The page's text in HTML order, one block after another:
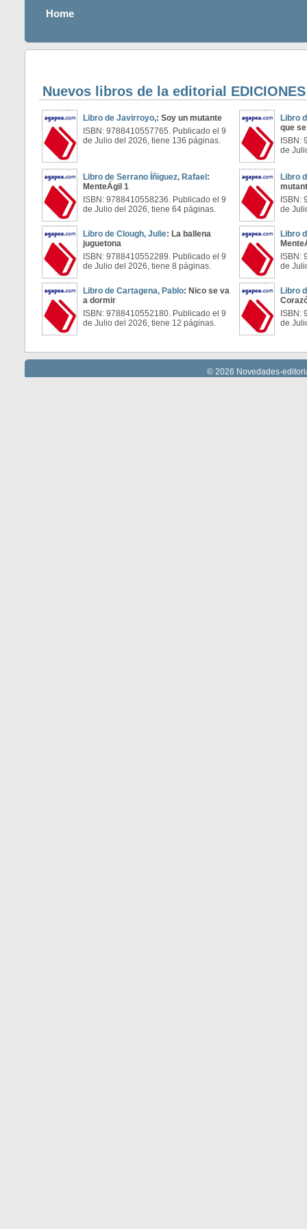
Home
Nuevos libros de la editorial
Libro de Javirroyo,: Soy un mutante
ISBN: 9788410557765. Publicado el 9
de Julio del 2026, tiene 136 páginas.
Libro
que
ISBN:
de
Libro de Serrano Íñiguez, Rafael :
MenteÁgil 1
ISBN: 9788410558236. Publicado el 9
de Julio del 2026, tiene 64 páginas.
Libro
ISBN:
de
Libro de Clough, Julie: La ballena
juguetona
ISBN: 9788410552289. Publicado el 9
de Julio del 2026, tiene 8 páginas.
Libro
ISBN:
de
Libro de Cartagena, Pablo: Nico se va
a dormir
ISBN: 9788410552180. Publicado el 9
de Julio del 2026, tiene 12 páginas.
Libro
ISBN:
de
© 2026 Novedades-